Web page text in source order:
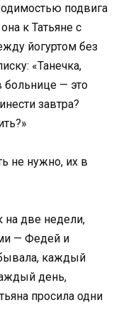
подвига
к Татьяне с
йогуртом без
«Танечка,
— это
завтра?
не нужно, их в
на две недели,
— Федей и
каждый
день,
просила одни